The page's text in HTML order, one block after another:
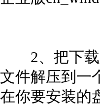
2、把下载好
文件解压到一
在你要安装的